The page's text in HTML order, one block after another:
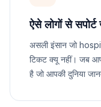
ऐसे लोगों से
असली इंसान जो
टिकट क्यू नहीं। जब
है जो आपकी दुनिया